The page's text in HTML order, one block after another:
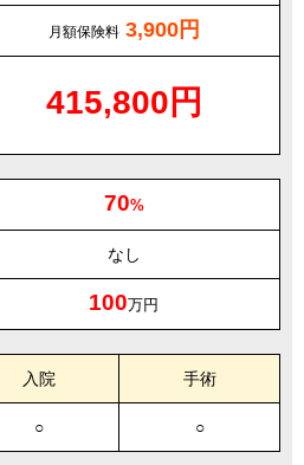
月額保険料 3,900円
415,800円
70%
なし
100万円
入院 手術
○ ○